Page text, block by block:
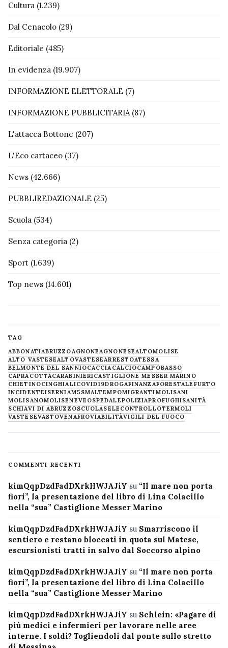
Cultura (1.239)
Dal Cenacolo (29)
Editoriale (485)
In evidenza (19.907)
INFORMAZIONE ELETTORALE (7)
INFORMAZIONE PUBBLICITARIA(87)
L'attacca Bottone (207)
L'Eco cartaceo (37)
News (42.666)
PUBBLIREDAZIONALE (25)
Scuola (534)
Senza categoria (2)
Sport (1.639)
Top news (14.601)
TAG
ABBONATIABRUZZOAGNONEAGNONESEALTOMOLISE
ALTO VASTESEALTOVASTESEARRESTOATESSA
BELMONTE DEL SANNIOCACCIACALCIOCAMPOBASSO
CAPRACOTTACARABINIERICASTIGLIONE MESSER MARINO
CHIETINOCINGHIALICOVID19DROGAFINANZAFORESTALE FURTO
INCIDENTEISERNIAM5SMALTEMPOMIGRANTIMOLISANI
MOLISANOMOLISENEVE OSPEDALEPOLIZIAPROFUGHISANITÀ
SCHIAVI DI ABRUZZOSCUOLASELECONTROLLOTERMOLI
VASTESEVASTOVENAFROVIABILITÀVIGILI DEL FUOCO
COMMENTI RECENTI
kimQqpDzdFadDXrkHWJAJiY su “Il mare non porta
fiori”, la presentazione del libro di Lina Colacillo
nella “sua” Castiglione Messer Marino
kimQqpDzdFadDXrkHWJAJiY su Smarriscono il
sentiero e restano bloccati in quota sul Matese,
escursionisti tratti in salvo dal Soccorso alpino
kimQqpDzdFadDXrkHWJAJiY su “Il mare non porta
fiori”, la presentazione del libro di Lina Colacillo
nella “sua” Castiglione Messer Marino
kimQqpDzdFadDXrkHWJAJiY su Schlein: «Pagare di
più medici e infermieri per lavorare nelle aree
interne. I soldi? Togliendoli dal ponte sullo stretto